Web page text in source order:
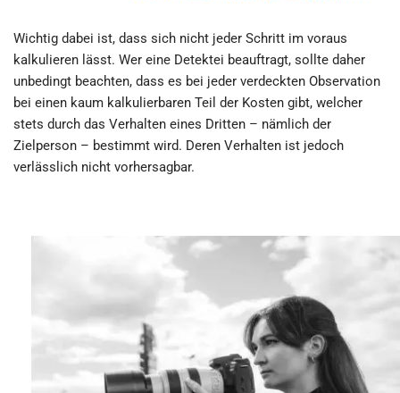
Wichtig dabei ist, dass sich nicht jeder Schritt im voraus
kalkulieren lässt. Wer eine Detektei beauftragt, sollte daher
unbedingt beachten, dass es bei jeder verdeckten Observation
bei einen kaum kalkulierbaren Teil der Kosten gibt, welcher
stets durch das Verhalten eines Dritten – nämlich der
Zielperson – bestimmt wird. Deren Verhalten ist jedoch
verlässlich nicht vorhersagbar.